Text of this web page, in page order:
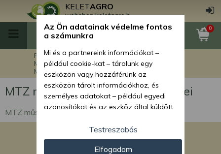
KELETAGRO
webshop.keletagro.hu
0
Főoldal
MTZ traktor alkatrészek
MTZ elektromos alkatrészek
MTZ műszerfal és órák alkatrészei
MTZ műszerfal és órák alkatrészei
MTZ műszerfal és órák alkatrészei
Az Ön adatainak védelme fontos
a számunkra
Mi és a partnereink információkat –
például cookie-kat – tárolunk egy
eszközön vagy hozzáférünk az
eszközön tárolt információkhoz, és
személyes adatokat – például egyedi
azonosítókat és az eszköz által küldött
személyre szabott hirdetések és
tartalom nyújtásához, hirdetés- és
tartalomméréshez, nézettségi adatok
Testreszabás
Elfogadom